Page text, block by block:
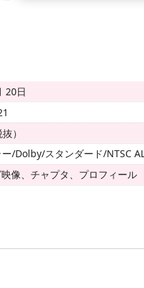
20日
）
/Dolby/スタンダード/NTSC
映像、チャプタ、プロフィール